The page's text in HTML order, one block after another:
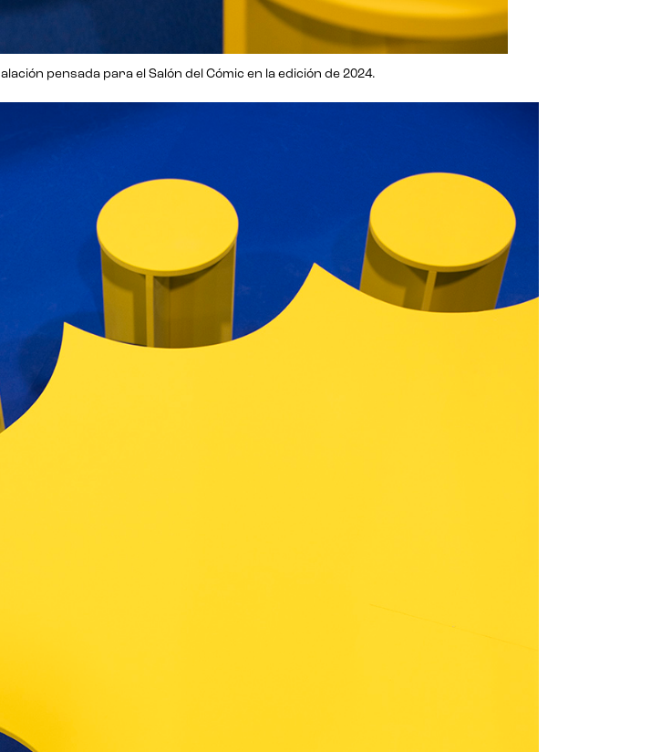
pensada para el Salón del Cómic en la edición de 2024.